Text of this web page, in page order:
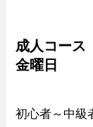
成人コース
金曜日
初心者～中級